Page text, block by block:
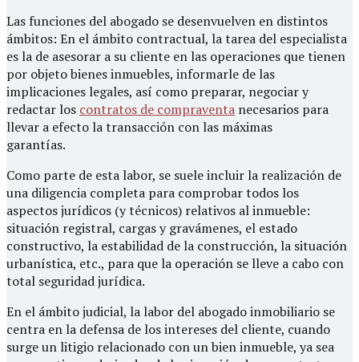
Las funciones del abogado se desenvuelven en distintos
ámbitos: En el ámbito contractual, la tarea del especialista
es la de asesorar a su cliente en las operaciones que tienen
por objeto bienes inmuebles, informarle de las
implicaciones legales, así como preparar, negociar y
redactar los contratos de compraventa necesarios para
llevar a efecto la transacción con las máximas
garantías.
Como parte de esta labor, se suele incluir la realización de
una diligencia completa para comprobar todos los
aspectos jurídicos (y técnicos) relativos al inmueble:
situación registral, cargas y gravámenes, el estado
constructivo, la estabilidad de la construcción, la situación
urbanística, etc., para que la operación se lleve a cabo con
total seguridad jurídica.
En el ámbito judicial, la labor del abogado inmobiliario se
centra en la defensa de los intereses del cliente, cuando
surge un litigio relacionado con un bien inmueble, ya sea